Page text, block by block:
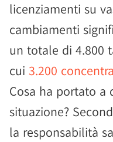
licenziamenti su
cambiamenti
un totale di 4.800
cui 3.200
Cosa ha portato a
situazione?
la responsabilità